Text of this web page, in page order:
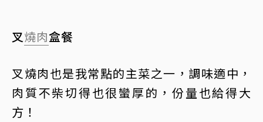
叉燒肉盒餐
叉燒肉也是我常點的主菜之一，調味適中，
肉質不柴切得也很蠻厚的，份量也給得大
方！